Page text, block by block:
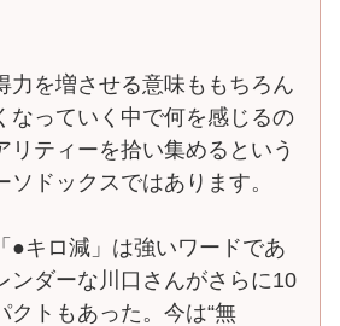
力を増させる意味ももちろん
なっていく中で何を感じるの
リティーを拾い集めるという
ソドックスではあります。
●キロ減」は強いワードであ
ンダーな川口さんがさらに10
クトもあった。今は“無